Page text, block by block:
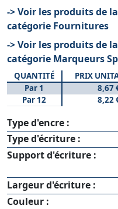
-> Voir les produits de
catégorie Fournitures
-> Voir les produits de
catégorie Marqueurs
QUANTITÉ PRIX
Par 1
8,67
Par 12
8,22
Type d'encre :
Type d'écriture :
Support d'écriture :
Largeur d'écriture :
Couleur :